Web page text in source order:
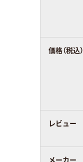
価格（税込）
レビュー
メーカー